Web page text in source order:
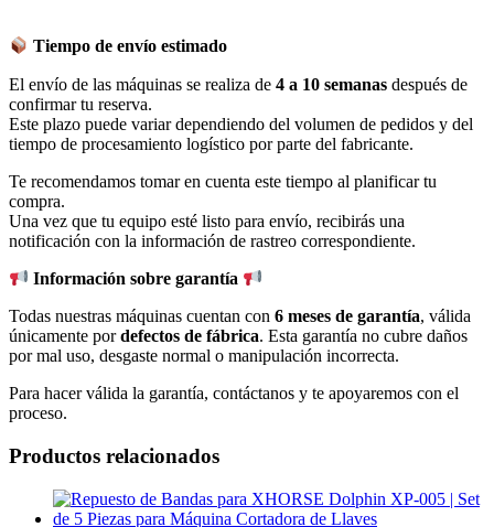
Tiempo de envío estimado
El envío de las máquinas se realiza de 4 a 10 semanas después de
confirmar tu reserva.
Este plazo puede variar dependiendo del volumen de pedidos y del
tiempo de procesamiento logístico por parte del fabricante.
Te recomendamos tomar en cuenta este tiempo al planificar tu
compra.
Una vez que tu equipo esté listo para envío, recibirás una
notificación con la información de rastreo correspondiente.
Información sobre garantía
Todas nuestras máquinas cuentan con 6 meses de garantía, válida
únicamente pordefectos de fábrica. Esta garantía no cubre daños
por mal uso, desgaste normal o manipulación incorrecta.
Para hacer válida la garantía, contáctanos y te apoyaremos con el
proceso.
Productos relacionados